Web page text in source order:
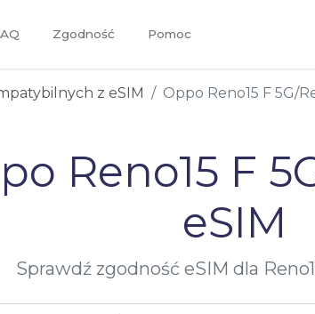
Zgodność Pomoc
z eSIM Oppo Reno15 F 5G/
Reno15 F
eSIM
Sprawdź zgodność eSIM dla